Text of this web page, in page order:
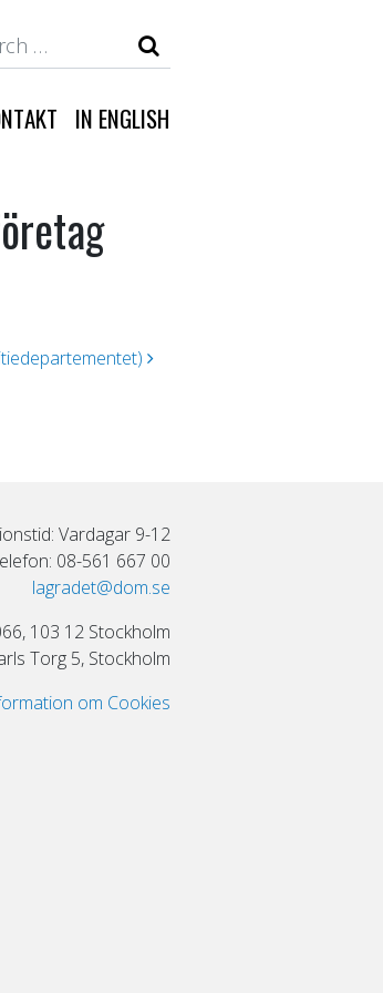
IN ENGLISH
Vardagar 9-12
08-561 667 00
lagradet@dom.se
103 12 Stockholm
Torg 5, Stockholm
om Cookies